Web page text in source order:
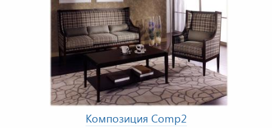
Композиция Comp2